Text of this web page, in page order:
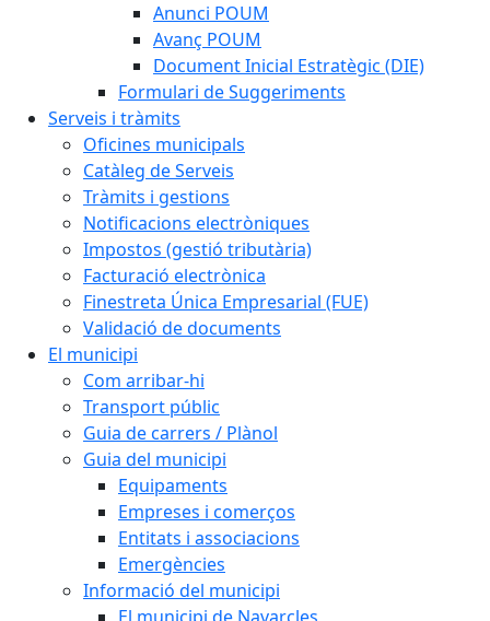
Anunci POUM
Avanç POUM
Document Inicial Estratègic (DIE)
Formulari de Suggeriments
Serveis i tràmits
Oficines municipals
Catàleg de Serveis
Tràmits i gestions
Notificacions electròniques
Impostos (gestió tributària)
Facturació electrònica
Finestreta Única Empresarial (FUE)
Validació de documents
El municipi
Com arribar-hi
Transport públic
Guia de carrers / Plànol
Guia del municipi
Equipaments
Empreses i comerços
Entitats i associacions
Emergències
Informació del municipi